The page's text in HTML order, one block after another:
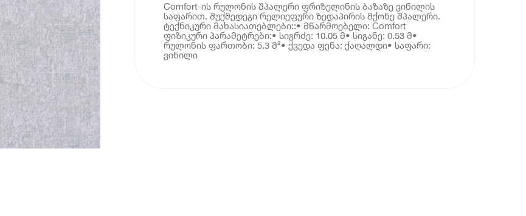
Comfort-ის რულონის შპალერი ფრიზელინის ბაზაზე ვინილის
საფარით. შუქმედეგი რელიეფური ზედაპირის მქონე შპალერი.
ტექნიკური მახასიათებლები::• მწარმოებელი: Comfort
ფიზიკური პარამეტრები:• სიგრძე: 10.05 მ• სიგანე: 0.53 მ•
რულონის ფართობი: 5.3 მ²• ქვედა ფენა: ქაღალდი• საფარი:
ვინილი